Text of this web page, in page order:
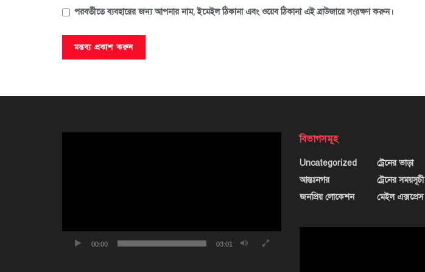
পরবর্তীতে ব্যবহারের জন্য আপনার নাম, ইমেইল ঠিকানা এবং ওয়েব ঠিকানা এই ব্রাউজারে সংরক্ষণ করুন।
00:00 03:01
বিভাগসমূহ
Uncategorized
আন্তঃনগর
জনপ্রিয় লোকেশন
ট্রেনের ভাড়া
ট্রেনের সময়সূচী
মেইল এক্সপ্রেস